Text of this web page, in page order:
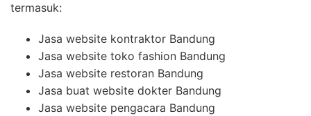
termasuk:
Jasa website kontraktor Bandung
Jasa website toko fashion Bandung
Jasa website restoran Bandung
Jasa buat website dokter Bandung
Jasa website pengacara Bandung